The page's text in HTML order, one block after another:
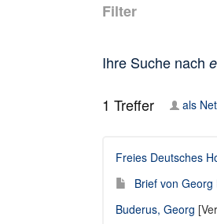
Filter
Ihre Suche nach
1 Treffer als
Freies Deutsches
Brief von
Buderus, Georg